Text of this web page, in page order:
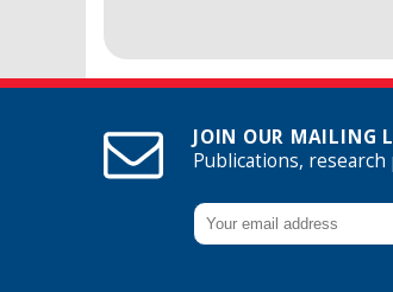
JOIN OUR MAILING
Publications,